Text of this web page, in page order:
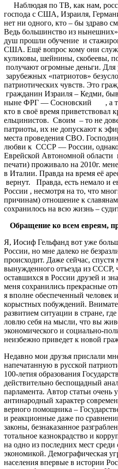
Наблюдая по ТВ, как нам,
господа с США, Израиля,
нет ни одного, кто – бы здраво
Ведь большинство из
душ прошли обучение и
США. Ещё вопрос кому они
куликовы, шейнины, скобеевы,
получают огромные деньги. Для
зарубежных «патриотов»
патриотических чувств. Это
гражданин Израиля – Кедми,
ныне ФРГ — Сосновский , а
кто в своё время приветствовал
ельцинистов. Своим – то не
патриоты, их не допускают к
места проведения СВО.
любви к СССР — России, однако
Еврейской Автономной
печати) проживало на 2010г.
в Италии. Правда на время её
вернут. Правда, есть немало и
России , несмотря на то, что
причинам) отношение к
сохранилось на всю жизнь –
Обращение ко всем евреям,
Я, Иосиф Гельфанд вот уже
России, но мне далеко не
происходит. Даже сейчас, спустя
вынужденного отъезда из СССР,
оставшихся в России друзей и
меня сохранились прекрасные
я вполне обеспеченный человек
корыстных побуждений.
развитием ситуации в стране,
ловлю себя на мысли, что вы
экономического и социально-
неизбежно приведет к новой
Недавно мои друзья прислали
напечатанную в русской
100-летия образования
действительно беспощадный
парламента. Автор статьи очень
антинародный характер
верного помощника –
и реакционные даже по
законы, безнаказанное
тотальное казнокрадство и
на одно из последних мест среди
экономикой. Демографическая
населения впервые в истории